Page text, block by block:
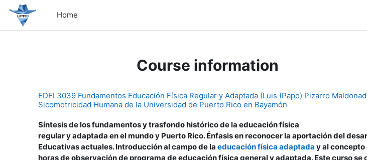
Skip to main content
Home
Course information
EDFI 3039 Fundamentos Educación Física Regular y Adaptada (Luis (Papo) Pizarro
Sicomotricidad Humana de la Universidad de Puerto Rico en Bayamón
Síntesis de los fundamentos y trasfondo histórico de la educación física
regular y adaptada en el mundo y Puerto Rico. Énfasis en reconocer la aportación del
Educativas actuales. Introducción al campo de la educación física adaptada y al
horas de observación de programa de educación física general y adaptada. Este curso